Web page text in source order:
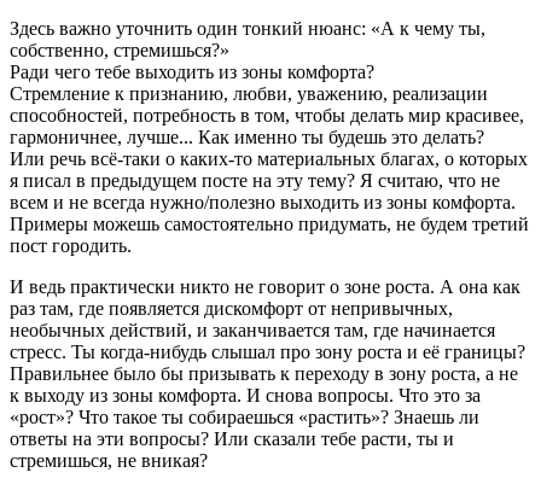
Здесь важно уточнить один тонкий нюанс: «А к чему ты,
собственно, стремишься?»
Ради чего тебе выходить из зоны комфорта?
Стремление к признанию, любви, уважению, реализации
способностей, потребность в том, чтобы делать мир красивее,
гармоничнее, лучше... Как именно ты будешь это делать?
Или речь всё-таки о каких-то материальных благах, о которых
я писал в предыдущем посте на эту тему? Я считаю, что не
всем и не всегда нужно/полезно выходить из зоны комфорта.
Примеры можешь самостоятельно придумать, не будем третий
пост городить.
И ведь практически никто не говорит о зоне роста. А она как
раз там, где появляется дискомфорт от непривычных,
необычных действий, и заканчивается там, где начинается
стресс. Ты когда-нибудь слышал про зону роста и её границы?
Правильнее было бы призывать к переходу в зону роста, а не
к выходу из зоны комфорта. И снова вопросы. Что это за
«рост»? Что такое ты собираешься «растить»? Знаешь ли
ответы на эти вопросы? Или сказали тебе расти, ты и
стремишься, не вникая?